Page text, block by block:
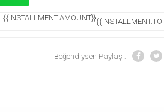
{{INSTALLMENT.AMOUNT}}
TL
Beğendiysen Paylaş :